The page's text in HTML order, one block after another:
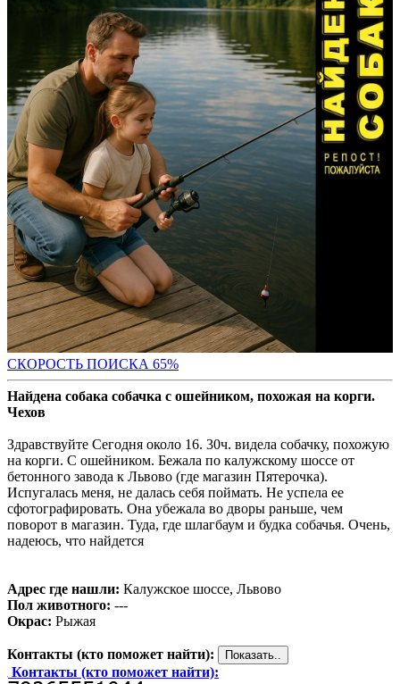
СКОРОСТЬ ПОИСКА 65%
Найдена собака собачка с ошейником, похожая на корги.
Чехов
Здравствуйте Сегодня около 16. 30ч. видела собачку, похожую
на корги. С ошейником. Бежала по калужскому шоссе от
бетонного завода к Львово (где магазин Пятерочка).
Испугалась меня, не далась себя поймать. Не успела ее
сфотографировать. Она убежала во дворы раньше, чем
поворот в магазин. Туда, где шлагбаум и будка собачья. Очень,
надеюсь, что найдется
Адрес где нашли: Калужское шоссе, Львово
Пол животного: ---
Окрас: Рыжая
Контакты (кто поможет найти):
Контакты (кто поможет найти):